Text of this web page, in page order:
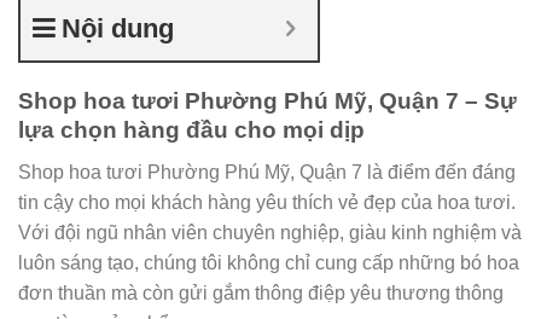
Nội dung
Shop hoa tươi Phường Phú Mỹ, Quận 7 – Sự
lựa chọn hàng đầu cho mọi dịp
Shop hoa tươi Phường Phú Mỹ, Quận 7 là điểm đến đáng
tin cậy cho mọi khách hàng yêu thích vẻ đẹp của hoa tươi.
Với đội ngũ nhân viên chuyên nghiệp, giàu kinh nghiệm và
luôn sáng tạo, chúng tôi không chỉ cung cấp những bó hoa
đơn thuần mà còn gửi gắm thông điệp yêu thương thông